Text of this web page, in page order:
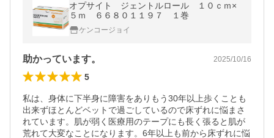
オプサイト ジェントルロール １０ｃｍ×
５ｍ ６６８０１１９７ １巻
ケンコージョイ
助かっています。 2025/10/16
5
私は、身体に下半身に障害をありもう30年以上歩くことも
出来ずほとんどベットで過ごしているので床ずれに悩まさ
れています。肌が弱く医療用のテープにも長く張ると肌が
荒れて大変なことになります。6年以上も前から床ずれに悩